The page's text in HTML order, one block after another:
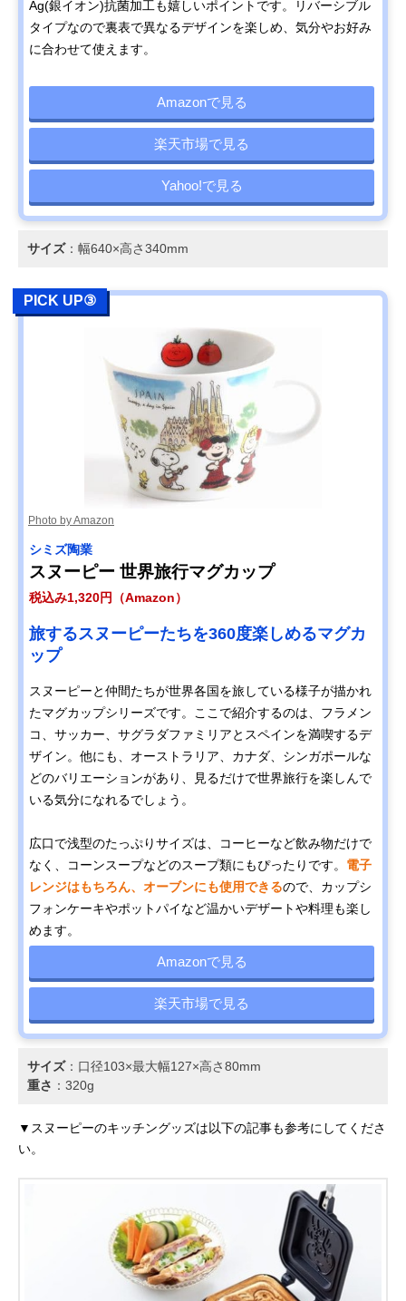
Ag(銀イオン)抗菌加工も嬉しいポイントです。リバーシブル
タイプなので裏表で異なるデザインを楽しめ、気分やお好み
に合わせて使えます。
Amazonで見る
楽天市場で見る
Yahoo!で見る
サイズ：幅640×高さ340mm
PICK UP③
Photo by Amazon
シミズ陶業
スヌーピー 世界旅行マグカップ
税込み1,320円（Amazon）
旅するスヌーピーたちを360度楽しめるマグカ
ップ
スヌーピーと仲間たちが世界各国を旅している様子が描かれ
たマグカップシリーズです。ここで紹介するのは、フラメン
コ、サッカー、サグラダファミリアとスペインを満喫するデ
ザイン。他にも、オーストラリア、カナダ、シンガポールな
どのバリエーションがあり、見るだけで世界旅行を楽しんで
いる気分になれるでしょう。
広口で浅型のたっぷりサイズは、コーヒーなど飲み物だけで
なく、コーンスープなどのスープ類にもぴったりです。 電子
レンジはもちろん、オーブンにも使用できるので、カップシ
フォンケーキやポットパイなど温かいデザートや料理も楽し
めます。
Amazonで見る
楽天市場で見る
サイズ：口径103×最大幅127×高さ80mm
重さ ：320g
▼スヌーピーのキッチングッズは以下の記事も参考にしてくださ
い。